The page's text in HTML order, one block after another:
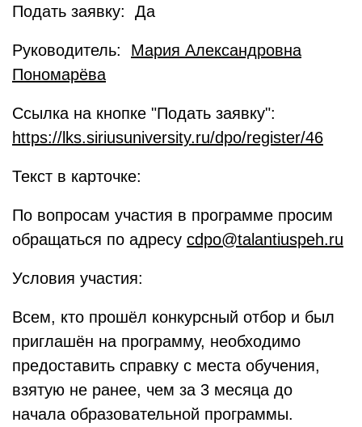
Подать заявку: Да
Руководитель: Мария Александровна
Пономарёва
Ссылка на кнопке "Подать заявку":
https://lks.siriusuniversity.ru/dpo/register/46
Текст в карточке:
По вопросам участия в программе просим
обращаться по адресу cdpo@talantiuspeh.ru
Условия участия:
Всем, кто прошёл конкурсный отбор и был
приглашён на программу, необходимо
предоставить справку с места обучения,
взятую не ранее, чем за 3 месяца до
начала образовательной программы.